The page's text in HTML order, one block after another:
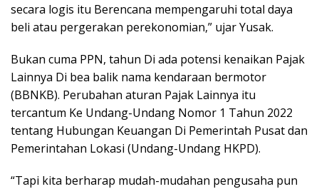
secara logis itu Berencana mempengaruhi total daya
beli atau pergerakan perekonomian,” ujar Yusak.
Bukan cuma PPN, tahun Di ada potensi kenaikan Pajak
Lainnya Di bea balik nama kendaraan bermotor
(BBNKB). Perubahan aturan Pajak Lainnya itu
tercantum Ke Undang-Undang Nomor 1 Tahun 2022
tentang Hubungan Keuangan Di Pemerintah Pusat dan
Pemerintahan Lokasi (Undang-Undang HKPD).
“Tapi kita berharap mudah-mudahan pengusaha pun